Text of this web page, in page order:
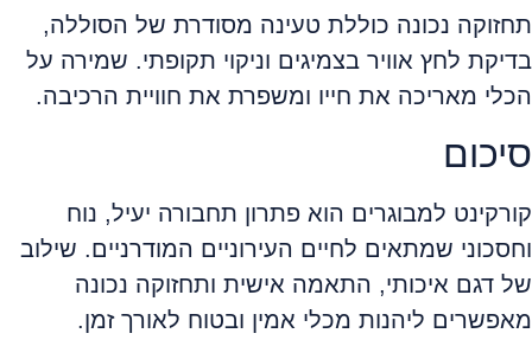
תחזוקה נכונה כוללת טעינה מסודרת של הסוללה,
בדיקת לחץ אוויר בצמיגים וניקוי תקופתי. שמירה על
הכלי מאריכה את חייו ומשפרת את חוויית הרכיבה.
סיכום
קורקינט למבוגרים הוא פתרון תחבורה יעיל, נוח
וחסכוני שמתאים לחיים העירוניים המודרניים. שילוב
של דגם איכותי, התאמה אישית ותחזוקה נכונה
מאפשרים ליהנות מכלי אמין ובטוח לאורך זמן.